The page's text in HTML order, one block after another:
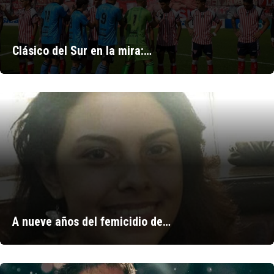
Clásico del Sur en la mira:…
A nueve años del femicidio de…